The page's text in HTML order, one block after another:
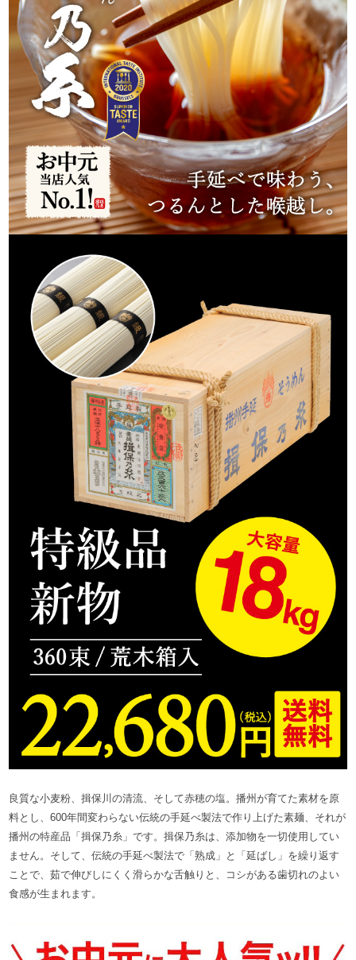
良質な小麦粉、揖保川の清流、そして赤穂の塩。播州が育てた素材を原
料とし、600年間変わらない伝統の手延べ製法で作り上げた素麺、それが
播州の特産品「揖保乃糸」です。揖保乃糸は、添加物を一切使用してい
ません。そして、伝統の手延べ製法で「熟成」と「延ばし」を繰り返す
ことで、茹で伸びしにくく滑らかな舌触りと、コシがある歯切れのよい
食感が生まれます。